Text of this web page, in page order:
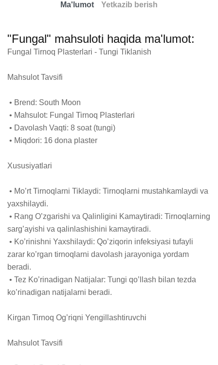
Ma'lumot Yetkazib berish
"Fungal" mahsuloti haqida ma'lumot:
Fungal Tirnoq Plasterlari - Tungi Tiklanish
Mahsulot Tavsifi
Xususiyatlari
yaxshilaydi.
sarg’ayishi va qalinlashishini kamaytiradi.
zarar ko’rgan tirnoqlarni davolash jarayoniga yordam
beradi.
ko’rinadigan natijalarni beradi.
Kirgan Tirnoq Og’riqni Yengillashtiruvchi
Mahsulot Tavsifi